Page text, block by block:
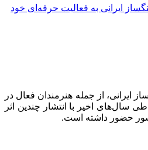
ایرانی، از جمله هنرمندان فعال در
اخیر با انتشار چندین اثر
حضور داشته است.